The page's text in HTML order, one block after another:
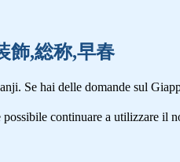
飾,総称,早春
Se hai delle domande sul
possibile continuare a utilizzare il